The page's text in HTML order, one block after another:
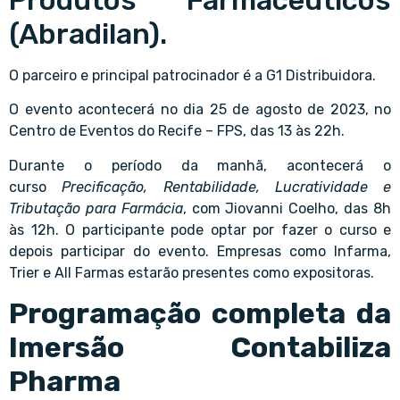
(Abradilan).
O parceiro e principal patrocinador é a G1 Distribuidora.
O evento acontecerá no dia 25 de agosto de 2023, no
Centro de Eventos do Recife – FPS, das 13 às 22h.
Durante o período da manhã, acontecerá o
cursoPrecificação, Rentabilidade, Lucratividade e
Tributação para Farmácia, com Jiovanni Coelho, das 8h
às 12h. O participante pode optar por fazer o curso e
depois participar do evento. Empresas como Infarma,
Trier e All Farmas estarão presentes como expositoras.
Programação completa da
Imersão Contabiliza
Pharma